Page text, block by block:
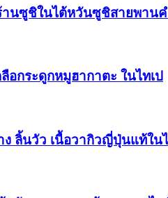
านซูชิในไต้หวันซูชิสายพาน
อกระดูกหมูฮากาตะ ในไทเป
ลิ้นวัว เนื้อวากิวญี่ปุ่นแท้ใน